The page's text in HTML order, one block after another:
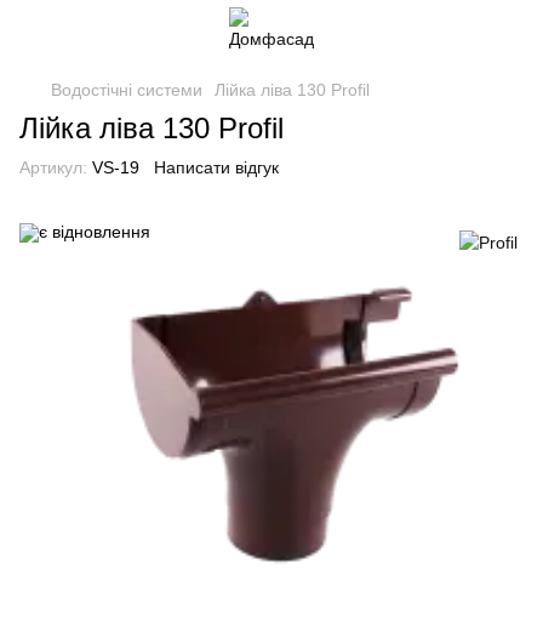
Водостічні системи Лійка ліва 130 Profil
Лійка ліва 130 Profil
Артикул: VS-19 Написати відгук